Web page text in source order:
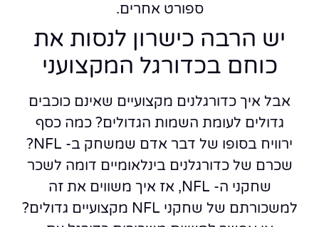
ספורט אחרים.
יש הרבה כישרון לנסות את
כוחם בכדורגל המקצועני
אבל איך כדורגלנים מקצועיים שאינם כוכבים
גדולים לעומת השמות הגדולים? כמה כסף
ירוויח בסופו של דבר אדם שמשחק ב- NFL?
שכרם של כדורגלנים בינלאומיים דומה לשכר
שחקני ה- NFL, אז איך משווים את זה
למשכורתם של שחקני NFL מקצועיים גדולים?